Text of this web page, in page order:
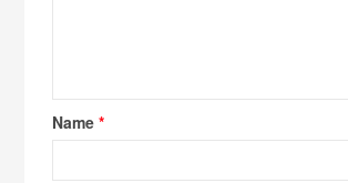
Name*